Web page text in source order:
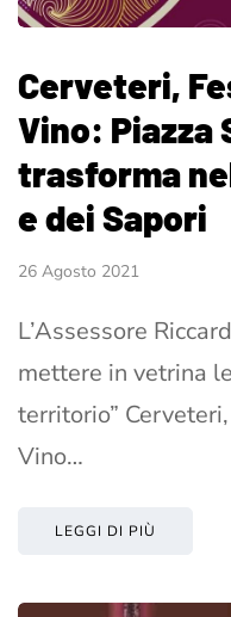
Cerveteri,
Vino: Piazza
trasforma
e dei Sapori
26 Agosto 2021
L’Assessore
mettere in vetrina
territorio”
Vino…
LEGGI DI PIÙ